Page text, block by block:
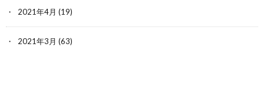
2021年4月 (19)
2021年3月 (63)